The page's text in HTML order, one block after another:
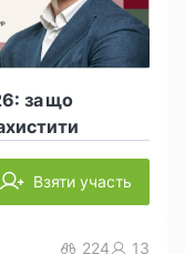
за що
Взяти участь
224 13